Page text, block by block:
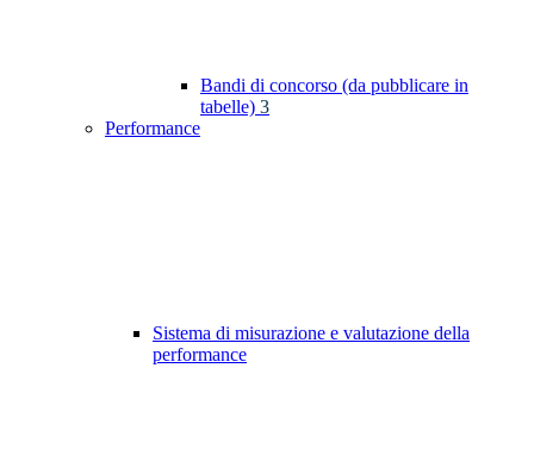
Bandi di concorso (da pubblicare in
tabelle) 3
Performance
Sistema di misurazione e valutazione della
performance